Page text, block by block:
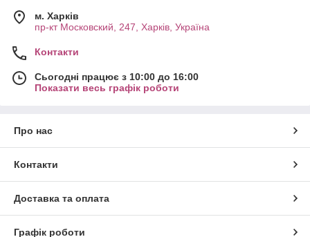
м. Харків
пр-кт Московский, 247, Харків, Україна
Контакти
Сьогодні працює з 10:00 до 16:00
Показати весь графік роботи
Про нас
Контакти
Доставка та оплата
Графік роботи